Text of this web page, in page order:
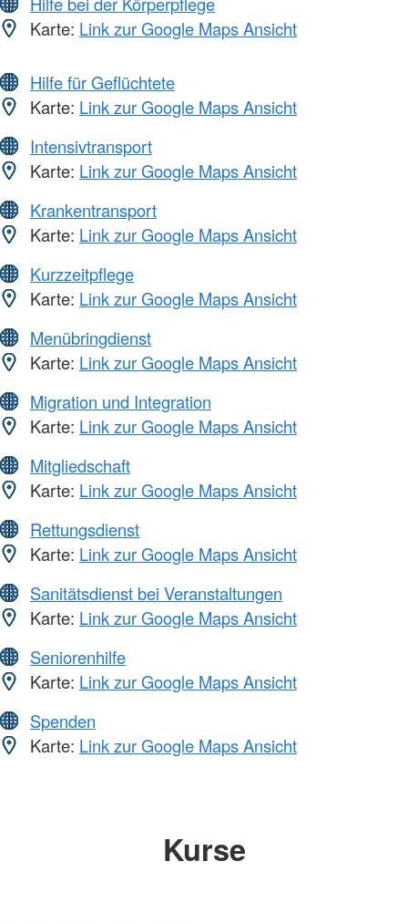
Karte: Link zur Google Maps Ansicht
Hilfe für Geflüchtete
Karte: Link zur Google Maps Ansicht
Intensivtransport
Karte: Link zur Google Maps Ansicht
Krankentransport
Karte: Link zur Google Maps Ansicht
Kurzzeitpflege
Karte: Link zur Google Maps Ansicht
Menübringdienst
Karte: Link zur Google Maps Ansicht
Migration und Integration
Karte: Link zur Google Maps Ansicht
Mitgliedschaft
Karte: Link zur Google Maps Ansicht
Rettungsdienst
Karte: Link zur Google Maps Ansicht
Sanitätsdienst bei Veranstaltungen
Karte: Link zur Google Maps Ansicht
Seniorenhilfe
Karte: Link zur Google Maps Ansicht
Spenden
Karte: Link zur Google Maps Ansicht
Kurse